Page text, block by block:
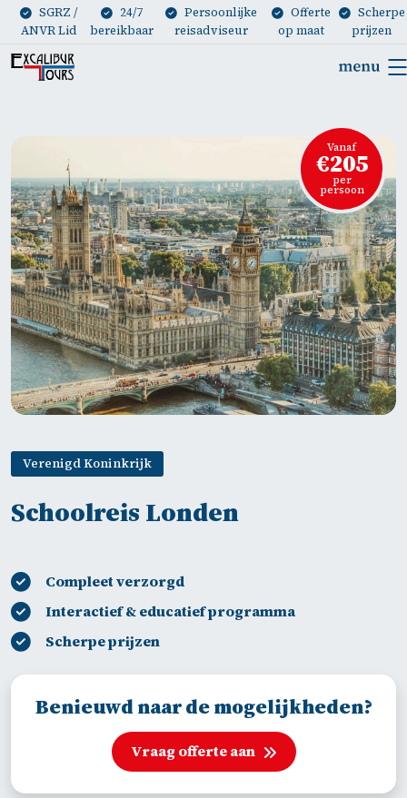
SGRZ /
ANVR Lid
24/7
bereikbaar
Persoonlijke
reisadviseur
Offerte
op maat
Scherpe
prijzen
Vanaf
€205
per
persoon
Verenigd Koninkrijk
Schoolreis Londen
Compleet verzorgd
Interactief & educatief programma
Scherpe prijzen
Benieuwd naar de mogelijkheden?
Vraag offerte aan